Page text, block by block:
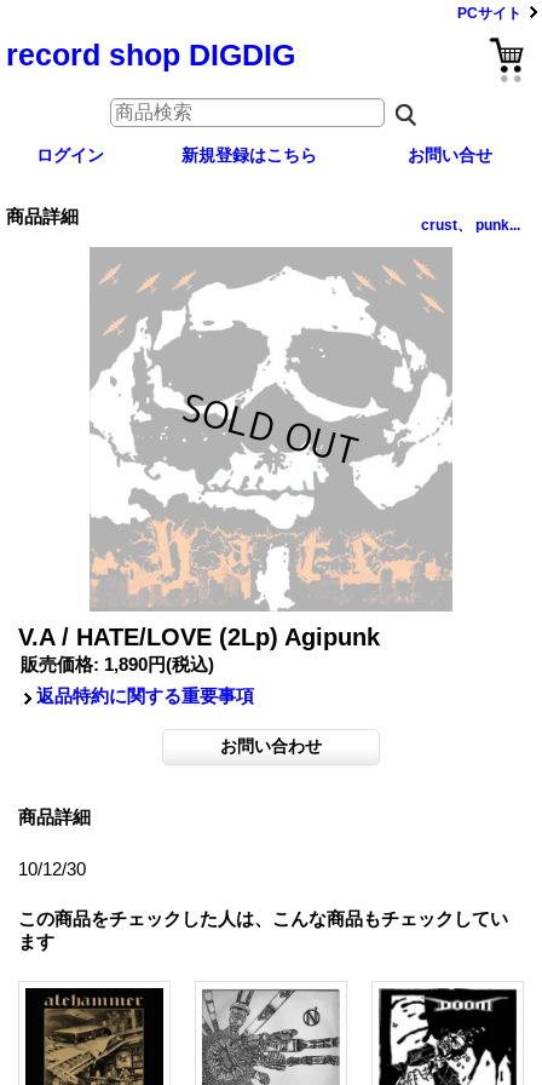
PCサイト
record shop DIGDIG
ログイン 新規登録はこちら お問い合せ
商品詳細 crust、 punk...
V.A / HATE/LOVE (2Lp) Agipunk
販売価格: 1,890円(税込)
返品特約に関する重要事項
商品詳細
10/12/30
この商品をチェックした人は、こんな商品もチェックしてい
ます